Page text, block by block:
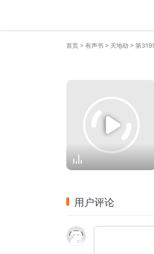
首页 > 有声书 > 天地劫 > 第319
用户评论